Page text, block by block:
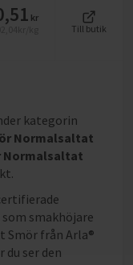
kr
Till butik
kategorin
Normalsaltat
Normalsaltat
.
smakhöjare
Smör från Arla®
ser den